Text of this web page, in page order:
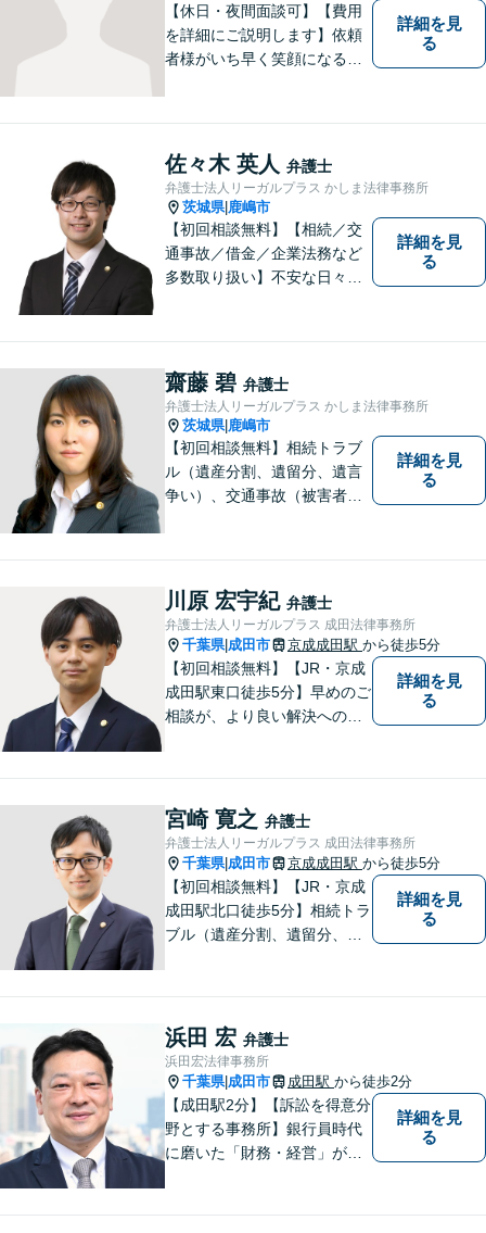
【休日・夜間面談可】【費用
を詳細にご説明します】依頼
者様がいち早く笑顔になるよ
す。鹿行地区に限らず、千葉
県香取市や銚子市などにお住
まいの皆さまからのご相談も
積極的にお受けしています。
詳細を見
る
佐々木 英人 弁護士
弁護士法人リーガルプラス かしま法律事務所
茨城県| 鹿嶋市
【初回相談無料】【相続／交
通事故／借金／企業法務など
多数取り扱い】不安な日々を
ちを尊重して解決へと動いて
まいります。法律的知見のア
ップデートを怠りません。
詳細を見
る
齋藤 碧 弁護士
弁護士法人リーガルプラス かしま法律事務所
茨城県| 鹿嶋市
【初回相談無料】相続トラブ
ル（遺産分割、遺留分、遺言
争い）、交通事故（被害者
す。
詳細を見
る
川原 宏宇紀 弁護士
弁護士法人リーガルプラス 成田法律事務所
千葉県| 成田市 京成成田駅 から徒歩5分
【初回相談無料】【JR・京成
成田駅東口徒歩5分】早めのご
相談が、より良い解決への第
す。どんな些細なことでも構
いませんので、遠慮なくご相
談ください。
詳細を見
る
宮崎 寛之 弁護士
弁護士法人リーガルプラス 成田法律事務所
千葉県| 成田市 京成成田駅 から徒歩5分
【初回相談無料】【JR・京成
成田駅北口徒歩5分】相続トラ
ブル（遺産分割、遺留分、遺
す。
詳細を見
る
浜田 宏 弁護士
浜田宏法律事務所
千葉県| 成田市 成田駅 から徒歩2分
【成田駅2分】【訴訟を得意分
野とする事務所】銀行員時代
に磨いた「財務・経営」が強
詳細を見
る